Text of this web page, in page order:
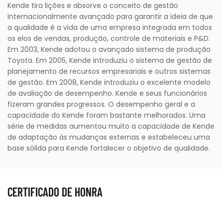
Kende tira lições e absorve o conceito de gestão
internacionalmente avançado para garantir a ideia de que
a qualidade é a vida de uma empresa integrada em todos
os elos de vendas, produção, controle de materiais e P&D.
Em 2003, Kende adotou o avançado sistema de produção
Toyota. Em 2005, Kende introduziu o sistema de gestão de
planejamento de recursos empresariais e outros sistemas
de gestão. Em 2008, Kende introduziu o excelente modelo
de avaliação de desempenho. Kende e seus funcionários
fizeram grandes progressos. O desempenho geral e a
capacidade do Kende foram bastante melhorados. Uma
série de medidas aumentou muito a capacidade de Kende
de adaptação às mudanças externas e estabeleceu uma
base sólida para Kende fortalecer o objetivo de qualidade.
CERTIFICADO DE HONRA